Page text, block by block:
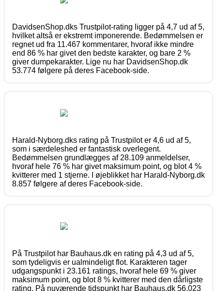
DavidsenShop.dks Trustpilot-rating ligger på 4,7 ud af 5,
hvilket altså er ekstremt imponerende. Bedømmelsen er
regnet ud fra 11.467 kommentarer, hvoraf ikke mindre
end 86 % har givet den bedste karakter, og bare 2 %
giver dumpekarakter. Lige nu har DavidsenShop.dk
53.774 følgere på deres Facebook-side.
Harald-Nyborg.dks rating på Trustpilot er 4,6 ud af 5,
som i særdeleshed er fantastisk overlegent.
Bedømmelsen grundlægges af 28.109 anmeldelser,
hvoraf hele 76 % har givet maksimum point, og blot 4 %
kvitterer med 1 stjerne. I øjeblikket har Harald-Nyborg.dk
8.857 følgere af deres Facebook-side.
På Trustpilot har Bauhaus.dk en rating på 4,3 ud af 5,
som tydeligvis er ualmindeligt flot. Karakteren tager
udgangspunkt i 23.161 ratings, hvoraf hele 69 % giver
maksimum point, og blot 8 % kvitterer med den dårligste
rating. På nuværende tidspunkt har Bauhaus.dk 56.023